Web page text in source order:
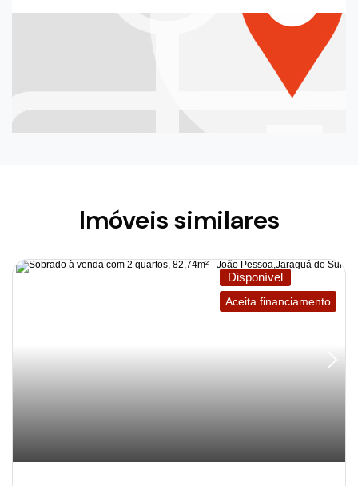
Imóveis similares
Disponível
Aceita financiamento